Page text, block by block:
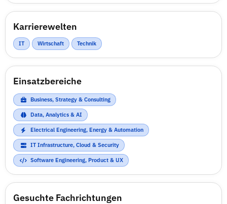
Karrierewelten
IT Wirtschaft Technik
Einsatzbereiche
Business, Strategy & Consulting
Data, Analytics & AI
Electrical Engineering, Energy & Automation
IT Infrastructure, Cloud & Security
Software Engineering, Product & UX
Gesuchte Fachrichtungen